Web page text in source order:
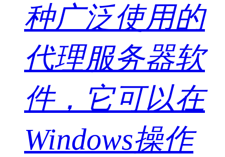
种广泛使用的
代理服务器软
件，它可以在
Windows操作